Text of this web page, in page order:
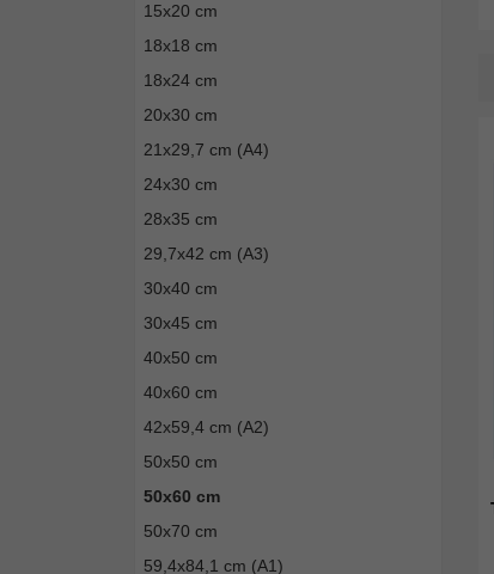
15x20 cm
18x18 cm
18x24 cm
20x30 cm
21x29,7 cm (A4)
24x30 cm
28x35 cm
29,7x42 cm (A3)
30x40 cm
30x45 cm
40x50 cm
40x60 cm
42x59,4 cm (A2)
50x50 cm
50x60 cm
50x70 cm
59,4x84,1 cm (A1)